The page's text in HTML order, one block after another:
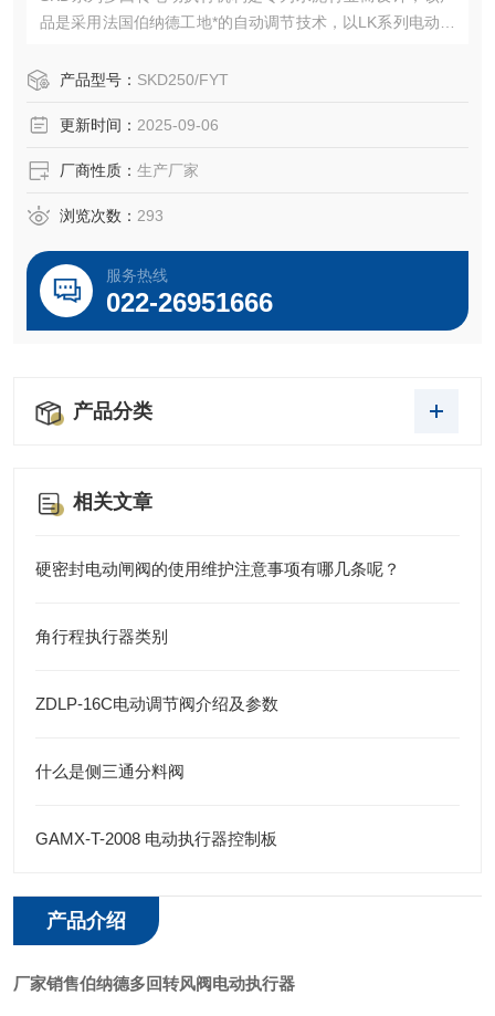
品是采用法国伯纳德工地*的自动调节技术，以LK系列电动执
产品型号： SKD250/FYT
更新时间： 2025-09-06
厂商性质： 生产厂家
浏览次数： 293
服务热线
022-26951666
产品分类
相关文章
硬密封电动闸阀的使用维护注意事项有哪几条呢？
角行程执行器类别
ZDLP-16C电动调节阀介绍及参数
什么是侧三通分料阀
GAMX-T-2008 电动执行器控制板
产品介绍
厂家销售伯纳德多回转风阀电动执行器